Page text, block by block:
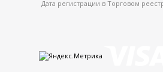
Дата регистрации в Торговом